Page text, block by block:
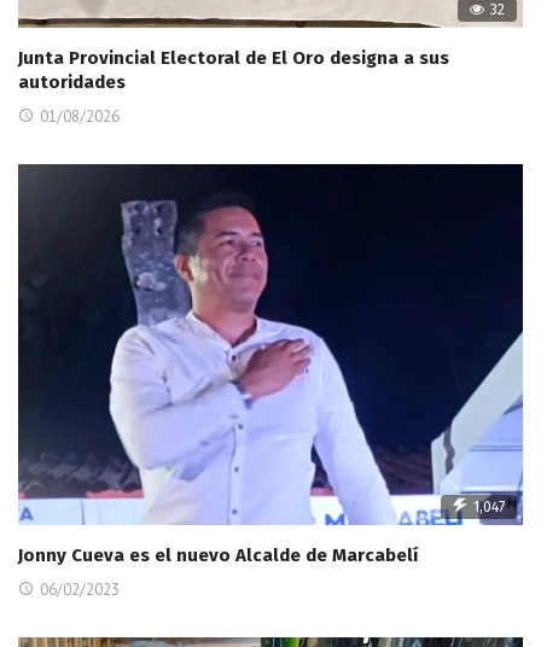
32
Junta Provincial Electoral de El Oro designa a sus
autoridades
01/08/2026
1,047
Jonny Cueva es el nuevo Alcalde de Marcabelí
06/02/2023